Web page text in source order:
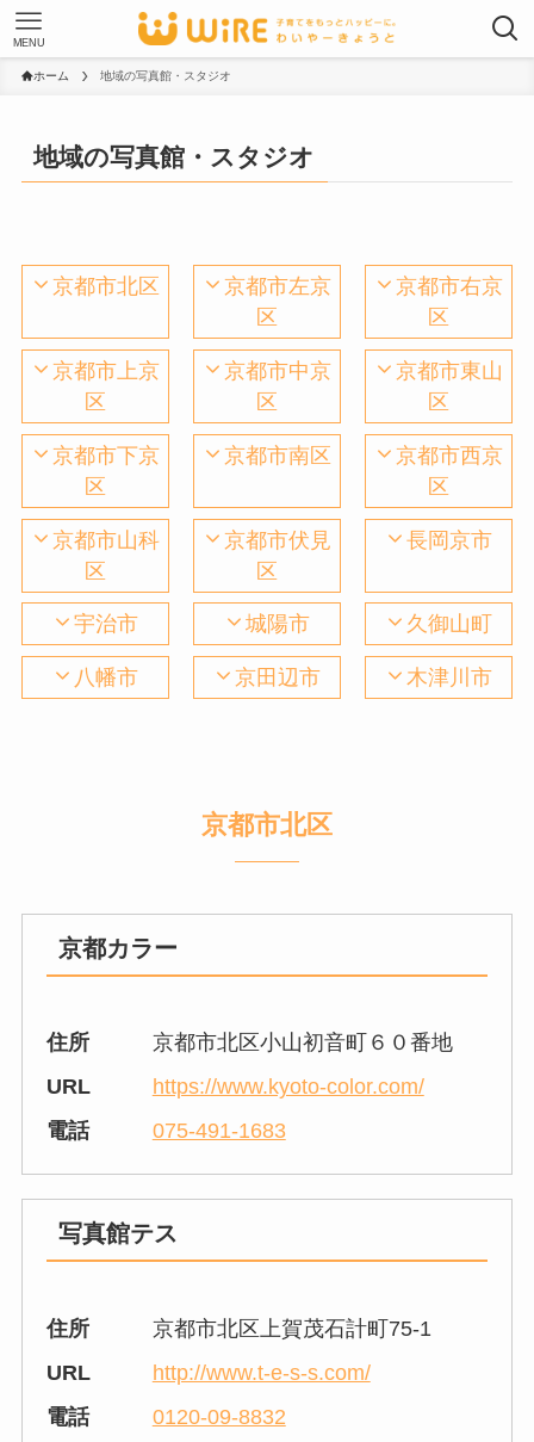
MENU
ホーム 地域の写真館・スタジオ
地域の写真館・スタジオ
京都市北区
京都市左京
区
京都市右京
区
京都市上京
区
京都市中京
区
京都市東山
区
京都市下京
区
京都市南区
京都市西京
区
京都市山科
区
京都市伏見
区
長岡京市
宇治市 城陽市 久御山町
八幡市 京田辺市 木津川市
京都市北区
京都カラー
住所
京都市北区小山初音町６０番地
URL
https://www.kyoto-color.com/
電話
075-491-1683
写真館テス
住所
京都市北区上賀茂石計町75-1
URL
http://www.t-e-s-s.com/
電話
0120-09-8832